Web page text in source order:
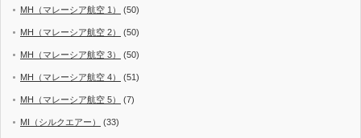
MH（マレーシア航空 1） (50)
MH（マレーシア航空 2） (50)
MH（マレーシア航空 3） (50)
MH（マレーシア航空 4） (51)
MH（マレーシア航空 5） (7)
MI（シルクエアー） (33)